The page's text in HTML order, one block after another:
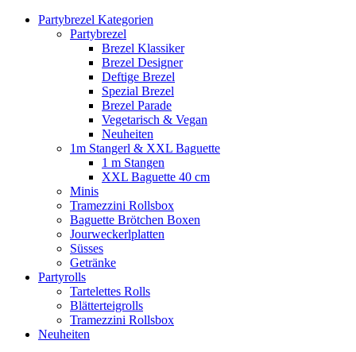
Partybrezel Kategorien
Partybrezel
Brezel Klassiker
Brezel Designer
Deftige Brezel
Spezial Brezel
Brezel Parade
Vegetarisch & Vegan
Neuheiten
1m Stangerl & XXL Baguette
1 m Stangen
XXL Baguette 40 cm
Minis
Tramezzini Rollsbox
Baguette Brötchen Boxen
Jourweckerlplatten
Süsses
Getränke
Partyrolls
Tartelettes Rolls
Blätterteigrolls
Tramezzini Rollsbox
Neuheiten